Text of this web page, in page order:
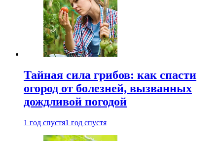
Тайная сила грибов: как спасти
огород от болезней, вызванных
дождливой погодой
1 год спустя1 год спустя